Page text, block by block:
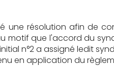
une résolution afin de
motif que l'accord du
n°2 a assigné ledit
en application du